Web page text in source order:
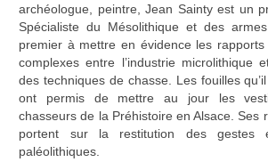
archéologue, peintre, Jean Sainty est un
Spécialiste du Mésolithique et des
premier à mettre en évidence les rapports
complexes entre l’industrie microlithique
des techniques de chasse. Les fouilles
ont permis de mettre au jour les
chasseurs de la Préhistoire en Alsace. Ses
portent sur la restitution des gestes
paléolithiques.